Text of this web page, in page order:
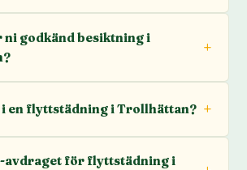
ni godkänd besiktning i
i en flyttstädning i Trollhättan?
avdraget för flyttstädning i